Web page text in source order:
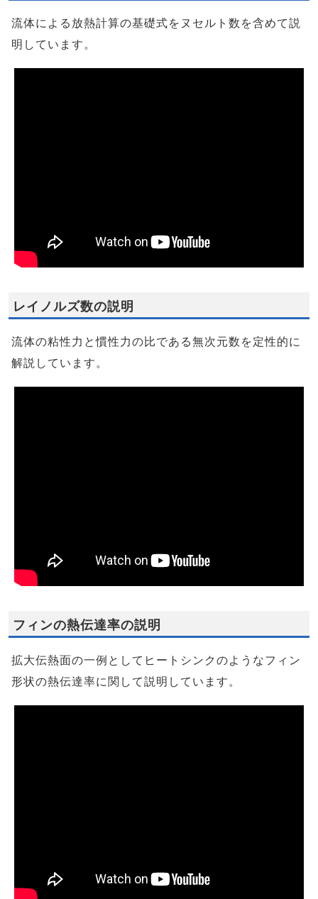
流体による放熱計算の基礎式をヌセルト数を含めて説
明しています。
レイノルズ数の説明
流体の粘性力と慣性力の比である無次元数を定性的に
解説しています。
フィンの熱伝達率の説明
拡大伝熱面の一例としてヒートシンクのようなフィン
形状の熱伝達率に関して説明しています。